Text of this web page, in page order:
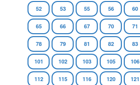
52 53 55 56 60
65 66 67 70 71
78 79 81 82 83
101 102 103 105 106
112 115 116 120 121